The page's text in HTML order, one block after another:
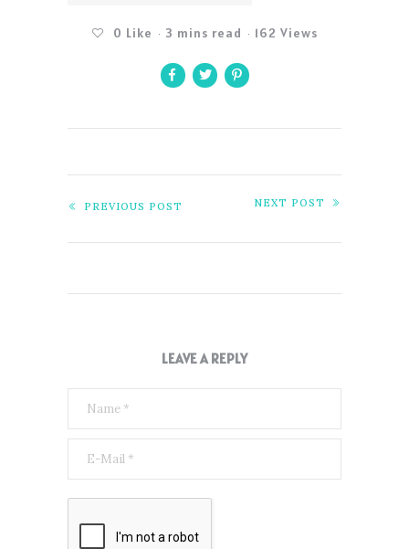
0 Like 3 mins read 162 Views
PREVIOUS POST NEXT POST
LEAVE A REPLY